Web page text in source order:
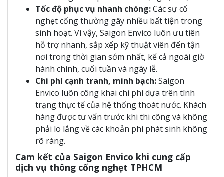
Tốc độ phục vụ nhanh chóng:Các sự cố
nghẹt cống thường gây nhiều bất tiện trong
sinh hoạt. Vì vậy, Saigon Envico luôn ưu tiên
hỗ trợ nhanh, sắp xếp kỹ thuật viên đến tận
nơi trong thời gian sớm nhất, kể cả ngoài giờ
hành chính, cuối tuần và ngày lễ.
Chi phí cạnh tranh, minh bạch:Saigon
Envico luôn công khai chi phí dựa trên tình
trạng thực tế của hệ thống thoát nước. Khách
hàng được tư vấn trước khi thi công và không
phải lo lắng về các khoản phí phát sinh không
rõ ràng.
Cam kết của Saigon Envico khi cung cấp
dịch vụ thông cống nghẹt TPHCM